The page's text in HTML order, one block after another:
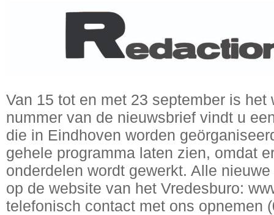
Van 15 tot en met 23 september is het
nummer van de nieuwsbrief vindt u
die in Eindhoven worden
gehele programma laten zien, omdat
onderdelen wordt gewerkt. Alle
op de website van het Vredesburo:
telefonisch contact met ons opnemen